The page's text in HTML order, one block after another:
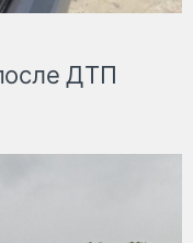
ДТП